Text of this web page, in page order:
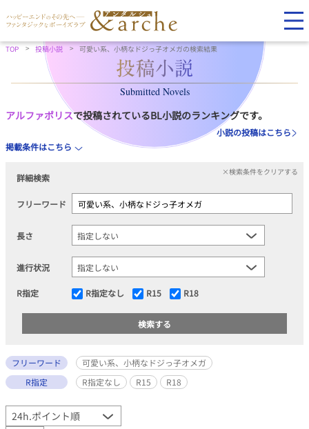
TOP 投稿小説 可愛い系、小柄なドジっ子オメガの検索結果
Submitted Novels
アルファポリスで投稿されているBL小説のランキングです。
小説の投稿はこちら
掲載条件はこちら
詳細検索
×検索条件をクリアする
フリーワード
長さ
進行状況
R指定 R指定なし R15 R18
フリーワード
可愛い系、小柄なドジっ子オメガ
R指定
R指定なし R15 R18